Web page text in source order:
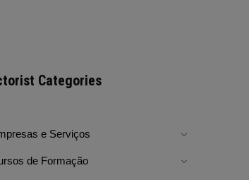
Categories
e Serviços
de Formação